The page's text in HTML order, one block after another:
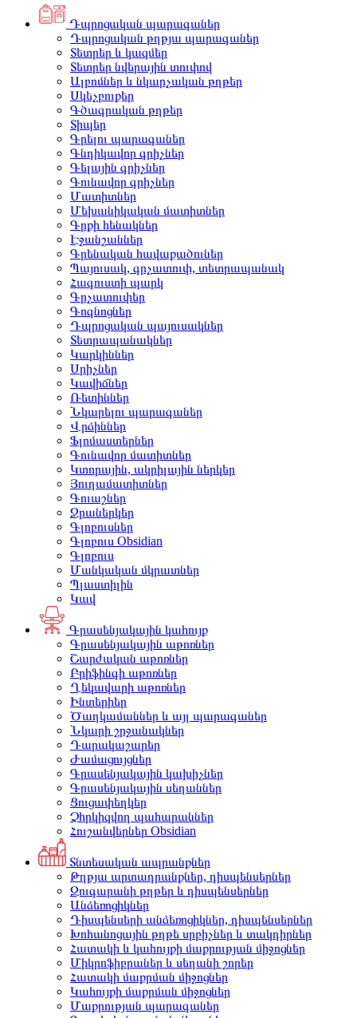
Դպրոցական պարագաներ
Դպրոցական թղթյա պարագաներ
Տետրեր և կազմեր
Տետրեր նվերային տուփով
Ալբոմներ և նկարչական թղթեր
Սկեչբուքեր
Գծագրական թղթեր
Տիպեր
Գրելու պարագաներ
Գնդիկավոր գրիչներ
Գելային գրիչներ
Գունավոր գրիչներ
Մատիտներ
Մեխանիկական մատիտներ
Գրքի հենակներ
Էջանշաններ
Գրենական հավաքածուներ
Պայուսակ, գրչատուփ, տետրապանակ
Հագուստի պարկ
Գրչատուփեր
Գոգնոցներ
Դպրոցական պայուսակներ
Տետրապանակներ
Կարկիններ
Սրիչներ
Կավիճներ
Ռետիններ
Նկարելու պարագաներ
Վրձիններ
Ֆլոմաստերներ
Գունավոր մատիտներ
Կտորային, ակրիլային ներկեր
Յուղամատիտներ
Գուաշներ
Ջրաներկեր
Գլոբուսներ
Գլոբուս Obsidian
Գլոբուս
Մանկական մկրատներ
Պլաստիլին
Կավ
Գրասենյակային կահույք
Գրասենյակային աթոռներ
Շարժական աթոռներ
Բրիֆինգի աթոռներ
Ղեկավարի աթոռներ
Ինտերիեր
Ծաղկամաններ և այլ պարագաներ
Նկարի շրջանակներ
Դարակաշարեր
Ժամացույցներ
Գրասենյակային կախիչներ
Գրասենյակային սեղաններ
Ցուցափեղկեր
Չհրկիզվող պահարաններ
Հուշանվերներ Obsidian
Տնտեսական ապրանքներ
Թղթյա արտադրանքներ, դիսպենսերներ
Զուգարանի թղթեր և դիսպենսերներ
Անձեռոցիկներ
Դիսպենսերի անձեռոցիկներ, դիսպենսերներ
Խոհանոցային թղթե սրբիչներ և տակդիրներ
Հատակի և կահույքի մաքրության միջոցներ
Միկրոֆիբրաներ և սեղանի շորեր
Հատակի մաքրման միջոցներ
Կահույքի մաքրման միջոցներ
Մաքրության պարագաներ